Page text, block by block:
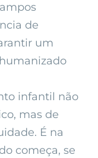
de
um
infantil não
mas de
É na
começa, se